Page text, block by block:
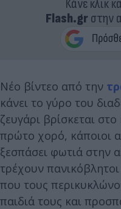
Κάνε κλικ
Flash.grστην
Νέο βίντεο από την
κάνει το γύρο του
ζευγάρι βρίσκεται
πρώτο χορό, κάποιοι
ξεσπάσει φωτιά στην
τρέχουν
που τους
παιδιά τους και